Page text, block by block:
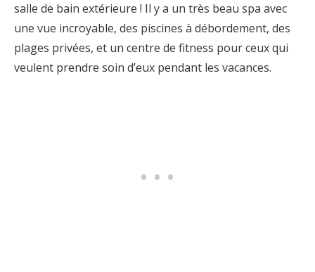
salle de bain extérieure ! Il y a un très beau spa avec
une vue incroyable, des piscines à débordement, des
plages privées, et un centre de fitness pour ceux qui
veulent prendre soin d’eux pendant les vacances.